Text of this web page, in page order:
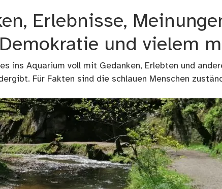
Erlebnisse,
und vielem
ins Aquarium voll mit Gedanken, Erlebten und
Für Fakten sind die schlauen Menschen